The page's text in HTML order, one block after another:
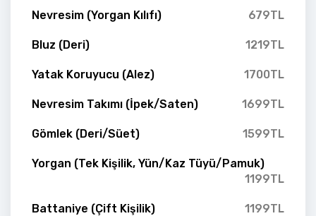
Nevresim (Yorgan Kılıfı) 679TL
Bluz (Deri) 1219TL
Yatak Koruyucu (Alez) 1700TL
Nevresim Takımı (İpek/Saten) 1699TL
Gömlek (Deri/Süet) 1599TL
Yorgan (Tek Kişilik, Yün/Kaz Tüyü/Pamuk)
1199TL
Battaniye (Çift Kişilik) 1199TL